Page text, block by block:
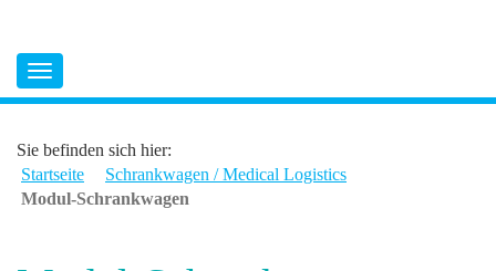
Sie befinden sich hier:
Startseite
Schrankwagen / Medical Logistics
Modul-Schrankwagen